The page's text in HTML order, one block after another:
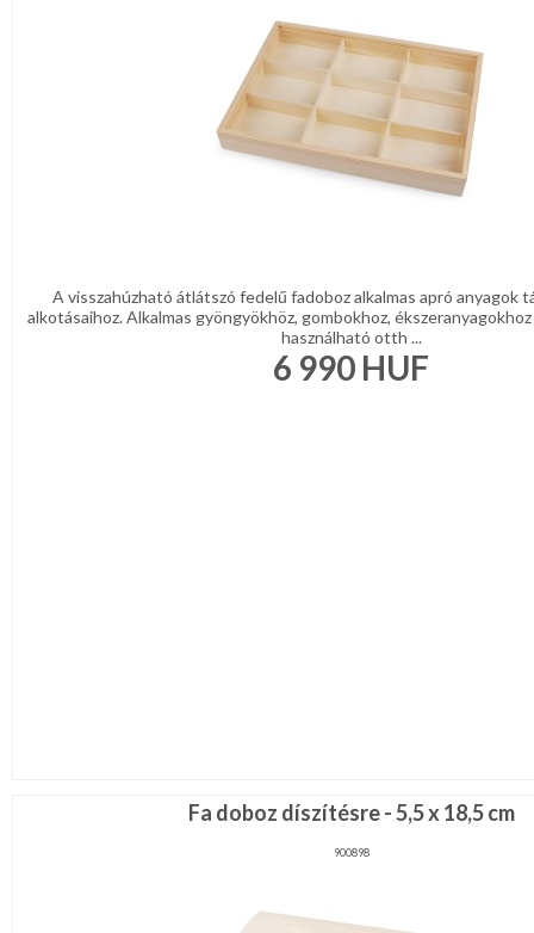
A visszahúzható átlátszó fedelű fadoboz alkalmas apró anyagok
alkotásaihoz. Alkalmas gyöngyökhöz, gombokhoz,
használható otth ...
6 990 HUF
Fa doboz díszítésre - 5,5 x 18,5 cm
900898